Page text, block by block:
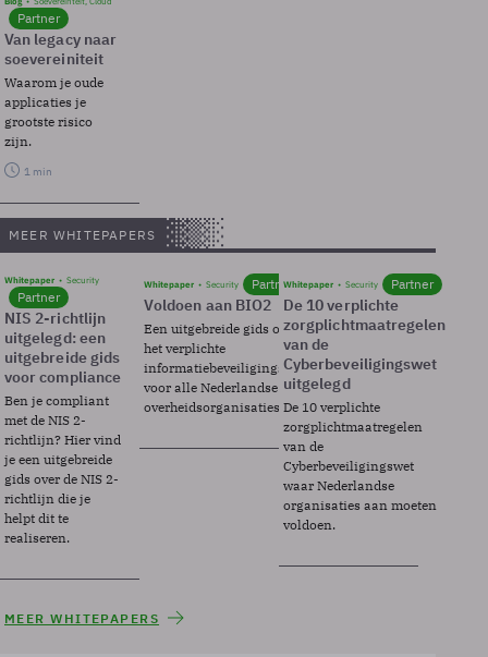
Partner
Van legacy naar
soevereiniteit
Waarom je oude
applicaties je
grootste risico
zijn.
1 min
MEER WHITEPAPERS
Whitepaper Security
Partner
NIS 2-richtlijn
uitgelegd: een
uitgebreide gids
voor compliance
Ben je compliant
met de NIS 2-
richtlijn? Hier vind
je een uitgebreide
gids over de NIS 2-
richtlijn die je
helpt dit te
realiseren.
Whitepaper Security Partner
Voldoen aan BIO2
Een uitgebreide gids over BIO2,
het verplichte
informatiebeveiligingsframework
voor alle Nederlandse
overheidsorganisaties.
Whitepaper Security Partner
De 10 verplichte
zorgplichtmaatregelen
van de
Cyberbeveiligingswet
uitgelegd
De 10 verplichte
zorgplichtmaatregelen
van de
Cyberbeveiligingswet
waar Nederlandse
organisaties aan moeten
voldoen.
MEER WHITEPAPERS